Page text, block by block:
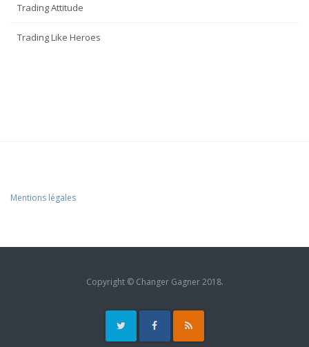
Trading Attitude
Trading Like Heroes
Mentions légales
Copyright © Changer Gagner 2018.